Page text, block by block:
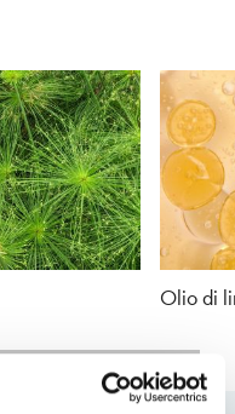
Olio di